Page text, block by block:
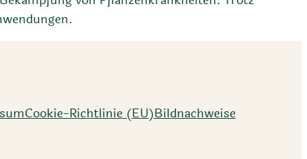
Cookie-Richtlinie (EU)Bildnachweise